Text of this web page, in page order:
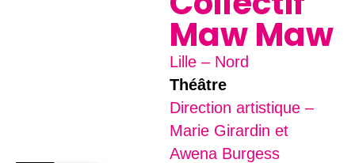
Maw Maw
Lille – Nord
Théâtre
Direction artistique –
Marie Girardin et
Awena Burgess